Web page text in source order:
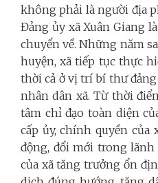
không phải là người địa
Đảng ủy xã Xuân Giang
chuyển về. Những năm
huyện, xã tiếp tục thực
thời cả ở vị trí bí thư
nhân dân xã. Từ thời
tâm chỉ đạo toàn diện
cấp ủy, chính quyền của
động, đổi mới trong
của xã tăng trưởng ổn